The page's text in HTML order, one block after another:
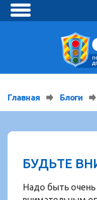
toggle
Главная Блоги
БУДЬТЕ
Надо быть очень